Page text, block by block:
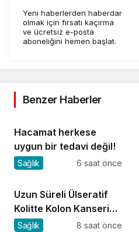
Yeni haberlerden haberdar
olmak için fırsatı kaçırma
ve ücretsiz e-posta
aboneliğini hemen başlat.
Benzer Haberler
Hacamat herkese
uygun bir tedavi değil!
Sağlık 6 saat önce
Uzun Süreli Ülseratif
Kolitte Kolon Kanseri
Riski Artıyor mu?
Sağlık 8 saat önce